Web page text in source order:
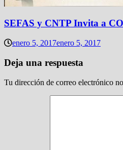
SEFAS y CNTP Invita a
enero 5, 2017enero 5, 2017
Deja una respuesta
Tu dirección de correo electrónico